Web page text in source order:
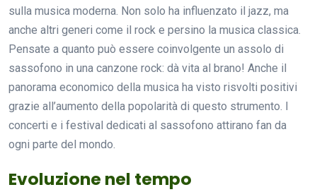
sulla musica moderna. Non solo ha influenzato il jazz, ma
anche altri generi come il rock e persino la musica classica.
Pensate a quanto può essere coinvolgente un assolo di
sassofono in una canzone rock: dà vita al brano! Anche il
panorama economico della musica ha visto risvolti positivi
grazie all’aumento della popolarità di questo strumento. I
concerti e i festival dedicati al sassofono attirano fan da
ogni parte del mondo.
Evoluzione nel tempo